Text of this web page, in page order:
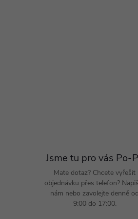
Jsme tu pro vás Po-
Mate dotaz? Chcete vyřešit
objednávku přes telefon?
nám nebo zavolejte denně od
9:00 do 17:00.